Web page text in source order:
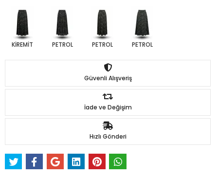
KİREMİT PETROL PETROL PETROL
Güvenli Alışveriş
İade ve Değişim
Hızlı Gönderi